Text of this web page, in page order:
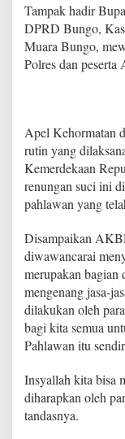
a
s
p
e
e
r
a
t
a
n
d
a
e
Tampak hadir
DPRD Bungo,
Muara Bungo,
Polres dan peserta
Apel Kehormatan
rutin yang
Kemerdekaan
renungan suci ini
pahlawan yang
Disampaikan
diwawancarai
merupakan bagian
mengenang jasa-
dilakukan oleh
bagi kita semua
Pahlawan itu
Insyallah kita bisa
diharapkan oleh
tandasnya.